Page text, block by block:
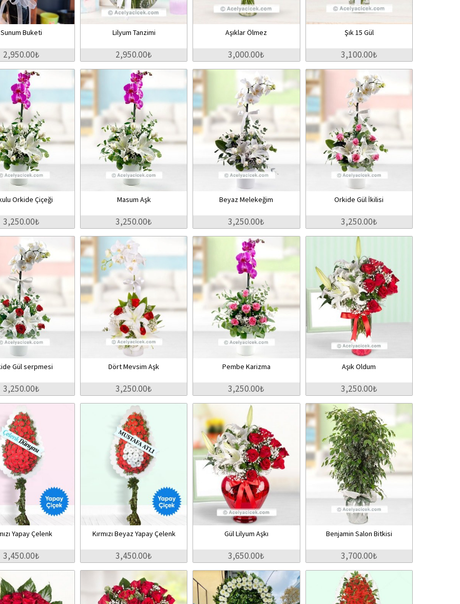
Sunum Buketi
2,950.00₺
Lilyum Tanzimi
2,950.00₺
Aşıklar Ölmez
3,000.00₺
Şık 15 Gül
3,100.00₺
Orkide Çiçeği
3,250.00₺
Masum Aşk
3,250.00₺
Beyaz Melekeğim
3,250.00₺
Orkide Gül İkilisi
3,250.00₺
Gül serpmesi
3,250.00₺
Dört Mevsim Aşk
3,250.00₺
Pembe Karizma
3,250.00₺
Aşık Oldum
3,250.00₺
Yapay Çelenk
3,450.00₺
Kırmızı Beyaz Yapay Çelenk
3,450.00₺
Gül Lilyum Aşkı
3,650.00₺
Benjamin Salon Bitkisi
3,700.00₺